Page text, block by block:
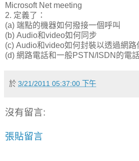
Microsoft Net meeting
2. 定義了：
(a) 端點的機器如何撥接一個呼叫
(b) Audio和video如何同步
(c) Audio和video如何封裝以透過網路
(d) 網路電話和一般PSTN/ISDN的電
於 3/21/2011 05:37:00 下午
沒有留言:
張貼留言